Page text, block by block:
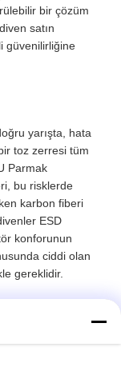
bir çözüm
satın
güvenilirliğine
yarışta, hata
toz zerresi tüm
Parmak
bu risklerde
karbon fiberi
ESD
konforunun
ciddi olan
gereklidir.